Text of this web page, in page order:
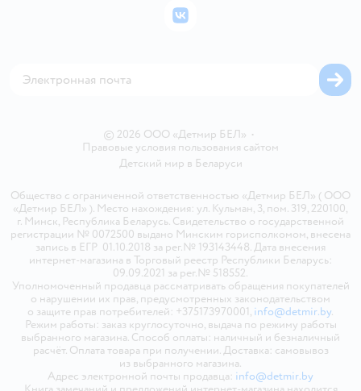
Политика использования файлов cookie
Бонусные карты
© 2026 ООО «Детмир БЕЛ» •
Правовые условия пользования сайтом
Детский мир в Беларуси
Общество с ограниченной ответственностью «Детмир БЕЛ» ( ООО
«Детмир БЕЛ» ). Место нахождения: ул. Кульман, 3, пом. 319, 220100,
г. Минск, Республика Беларусь. Свидетельство о государственной
регистрации № 0072500 выдано Минским горисполкомом, внесена
запись в ЕГР 01.10.2018 за рег.№ 193143448. Дата внесения
интернет-магазина в Торговый реестр Республики Беларусь:
09.09.2021 за рег.№ 518552.
Уполномоченный продавца рассматривать обращения покупателей
о нарушении их прав, предусмотренных законодательством
о защите прав потребителей: +375173970001, info@detmir.by.
Режим работы: заказ круглосуточно, выдача по режиму работы
выбранного магазина. Способ оплаты: наличный и безналичный
расчёт. Оплата товара при получении. Доставка: самовывоз
из выбранного магазина.
Адрес электронной почты продавца: info@detmir.by
ВКонтакте